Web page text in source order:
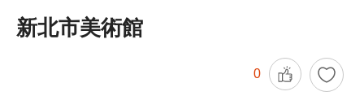
新北市美術館
0